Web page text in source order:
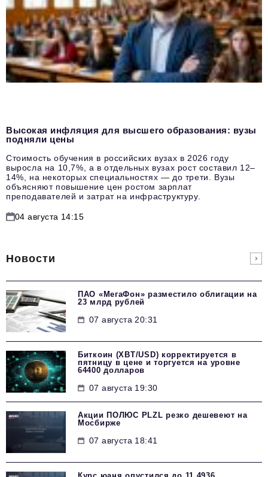
Высокая инфляция для высшего образования: вузы
подняли цены
Стоимость обучения в российских вузах в 2026 году
выросла на 10,7%, а в отдельных вузах рост составил 12–
14%, на некоторых специальностях — до трети. Вузы
объясняют повышение цен ростом зарплат
преподавателей и затрат на инфраструктуру.
04 августа 14:15
Новости
ПАО «МегаФон» разместило облигации на
23 млрд рублей
07 августа 20:31
Биткоин (XBT/USD) корректируется в
пятницу в цене и торгуется на уровне
64400 долларов
07 августа 19:30
Акции ПОЛЮС PLZL резко дешевеют на
Мосбирже
07 августа 18:41